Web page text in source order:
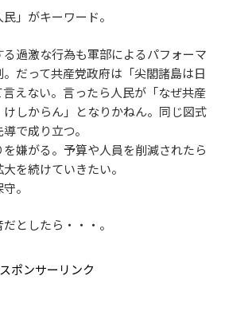
」がキーワード。
過激な行為も軍部によるパフォーマ
だって共産党政府は「尖閣諸島は日
えない。言ったら人民が「なぜ共産
しからん」となりかねん。同じ図式
で成り立つ。
嫌がる。予算や人員を削減されたら
を続けていきたい。
。
としたら・・・。
スポンサーリンク